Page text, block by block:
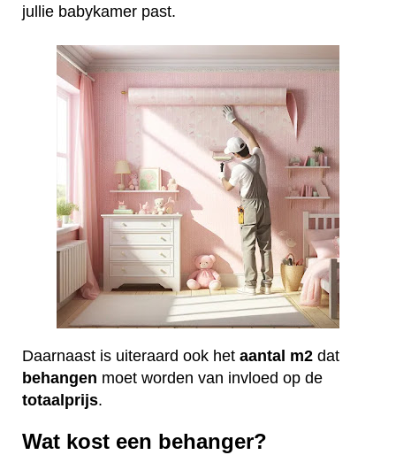
jullie babykamer past.
Daarnaast is uiteraard ook het aantal m2 dat
behangen moet worden van invloed op de
totaalprijs.
Wat kost een behanger?